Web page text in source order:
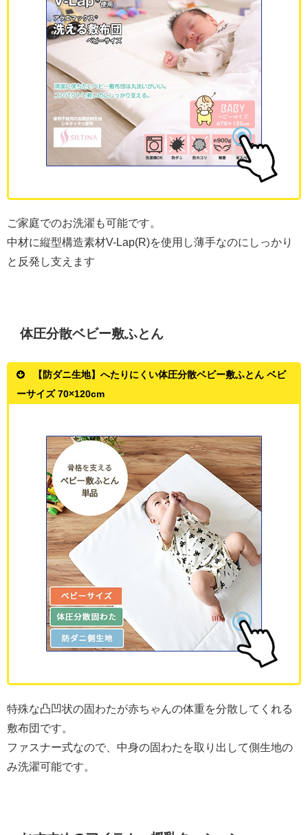
ご家庭でのお洗濯も可能です。
中材に縦型構造素材V-Lap(R)を使用し薄手なのにしっかり
と反発し支えます
体圧分散ベビー敷ふとん
【防ダニ生地】へたりにくい体圧分散ベビー敷ふとん ベビ
ーサイズ 70×120cm
特殊な凸凹状の固わたが赤ちゃんの体重を分散してくれる
敷布団です。
ファスナー式なので、中身の固わたを取り出して側生地の
み洗濯可能です。